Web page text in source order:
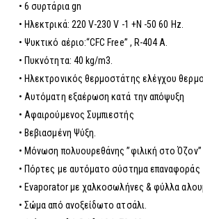
• 6 συρτάρια gn
• Ηλεκτρικά: 220 V-230 V -1 +N -50 60 Hz.
• Ψυκτικό αέριο:“CFC Free” , R-404 A.
• Πυκνότητα: 40 kg/m3.
• Ηλεκτρονικός θερμοστάτης ελέγχου
• Αυτόματη εξαέρωση κατά την απόψυξη
• Αφαιρούμενος Συμπιεστής
• Βεβιασμένη Ψύξη.
• Μόνωση πολυουρεθάνης ”φιλική στο
• Πόρτες με αυτόματο σύστημα επαναφοράς
• Evaporator με χαλκοσωλήνες & φύλλα
• Σώμα από ανοξείδωτο ατσάλι.